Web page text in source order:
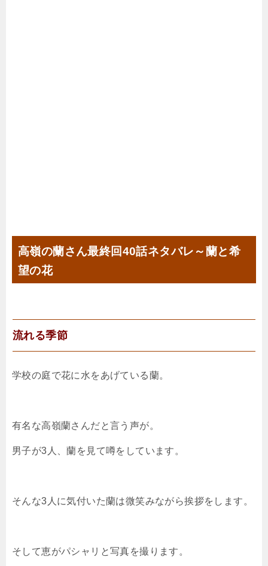
高嶺の蘭さん最終回40話ネタバレ～蘭と希
望の花
流れる季節
学校の庭で花に水をあげている蘭。
有名な高嶺蘭さんだと言う声が。
男子が3人、蘭を見て噂をしています。
そんな3人に気付いた蘭は微笑みながら挨拶をします。
そして恵がパシャリと写真を撮ります。